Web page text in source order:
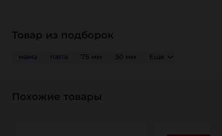
Товар из подборок
мама папа 75 мм 50 мм Еще
Похожие товары